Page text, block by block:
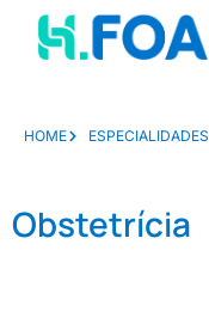
HOME ESPECIALIDADES
Obstetrícia